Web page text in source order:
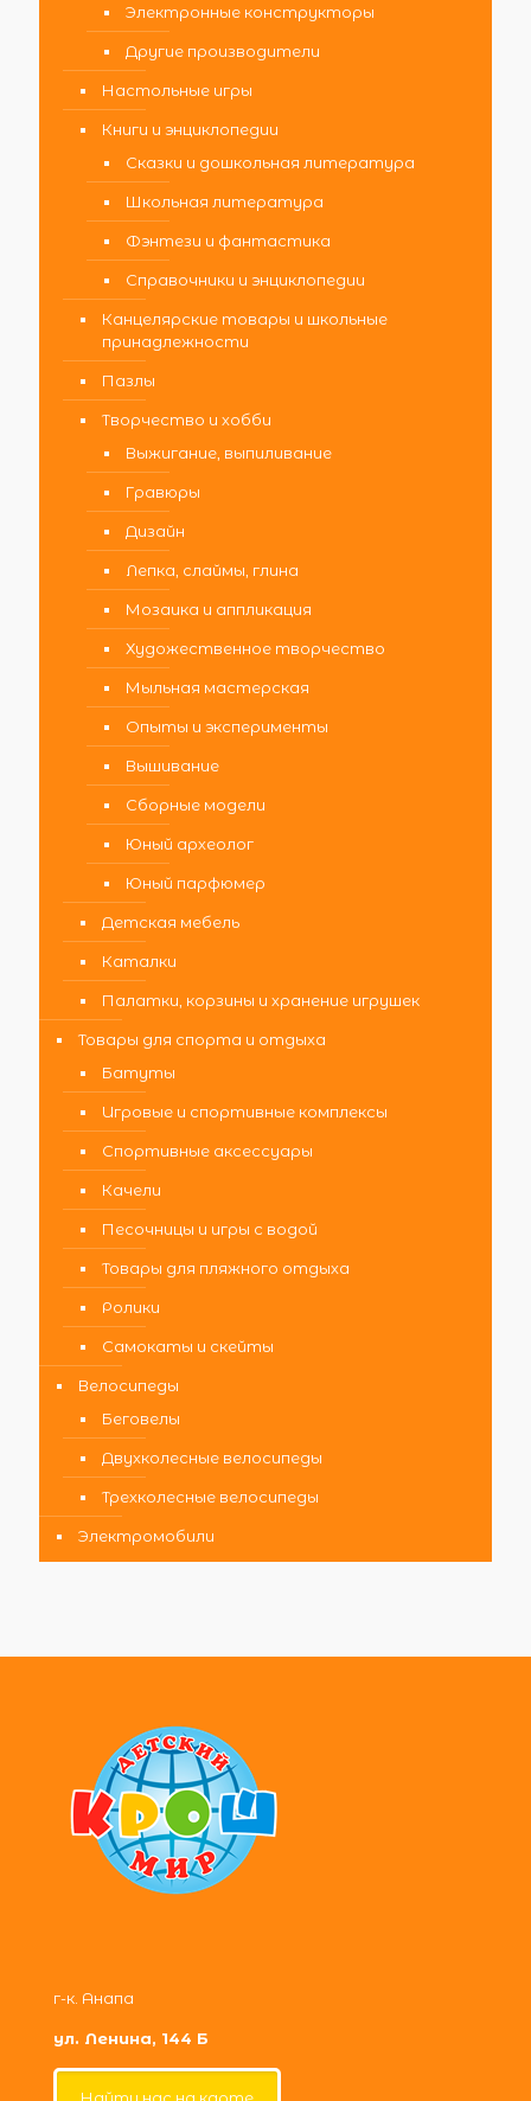
Электронные конструкторы
Другие производители
Настольные игры
Книги и энциклопедии
Сказки и дошкольная литература
Школьная литература
Фэнтези и фантастика
Справочники и энциклопедии
Канцелярские товары и школьные
принадлежности
Пазлы
Творчество и хобби
Выжигание, выпиливание
Гравюры
Дизайн
Лепка, слаймы, глина
Мозаика и аппликация
Художественное творчество
Мыльная мастерская
Опыты и эксперименты
Вышивание
Сборные модели
Юный археолог
Юный парфюмер
Детская мебель
Каталки
Палатки, корзины и хранение игрушек
Товары для спорта и отдыха
Батуты
Игровые и спортивные комплексы
Спортивные аксессуары
Качели
Песочницы и игры с водой
Товары для пляжного отдыха
Ролики
Самокаты и скейты
Велосипеды
Беговелы
Двухколесные велосипеды
Трехколесные велосипеды
Электромобили
г-к. Анапа
ул. Ленина, 144 Б
Найти нас на карте